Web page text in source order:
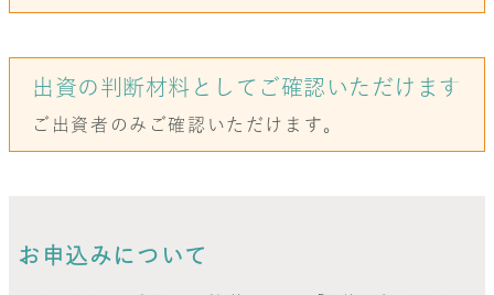
出資の判断材料としてご確認いただけます
ご出資者のみご確認いただけます。
お申込みについて